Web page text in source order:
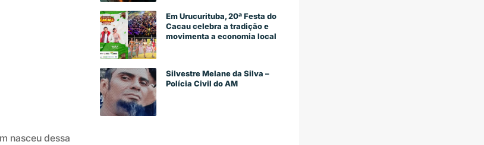
nasceu dessa
Em Urucurituba, 20ª Festa do
Cacau celebra a tradição e
movimenta a economia local
Silvestre Melane da Silva –
Polícia Civil do AM